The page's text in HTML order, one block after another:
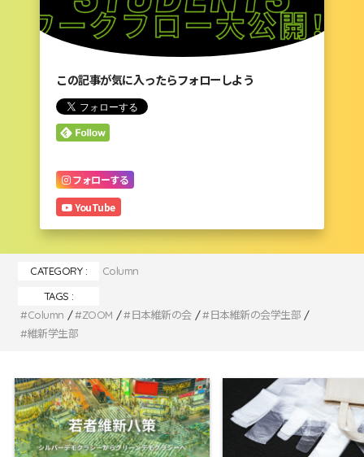
この記事が気に入ったらフォローしよう
フォローする
YouTube
CATEGORY :
Column
TAGS :
Column
ZOOM 日本維新の会
日本維新の会学生部
維新学生部